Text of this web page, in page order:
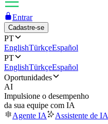
Entrar
Cadastre-se
PT
EnglishTürkçeEspañol
PT
EnglishTürkçeEspañol
Oportunidades
AI
Impulsione o desempenho
da sua equipe com IA
Agente IA
Assistente de IA